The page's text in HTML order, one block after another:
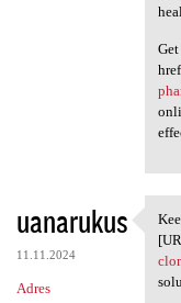
uanarukus
11.11.2024
Adres